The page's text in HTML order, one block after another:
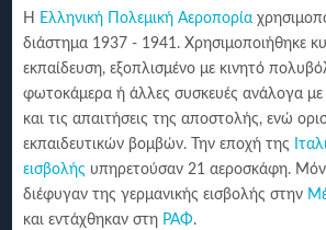
Η Ελληνική Πολεμική Αεροπορία
διάστημα 1937 - 1941. Χρησιμοποιήθηκε
εκπαίδευση, εξοπλισμένο με κινητό
φωτοκάμερα ή άλλες συσκευές ανάλογα
και τις απαιτήσεις της αποστολής, ενώ
εκπαιδευτικών βομβών. Την εποχή της
εισβολής υπηρετούσαν 21 αεροσκάφη.
διέφυγαν της γερμανικής εισβολής στην
και εντάχθηκαν στη ΡΑΦ.